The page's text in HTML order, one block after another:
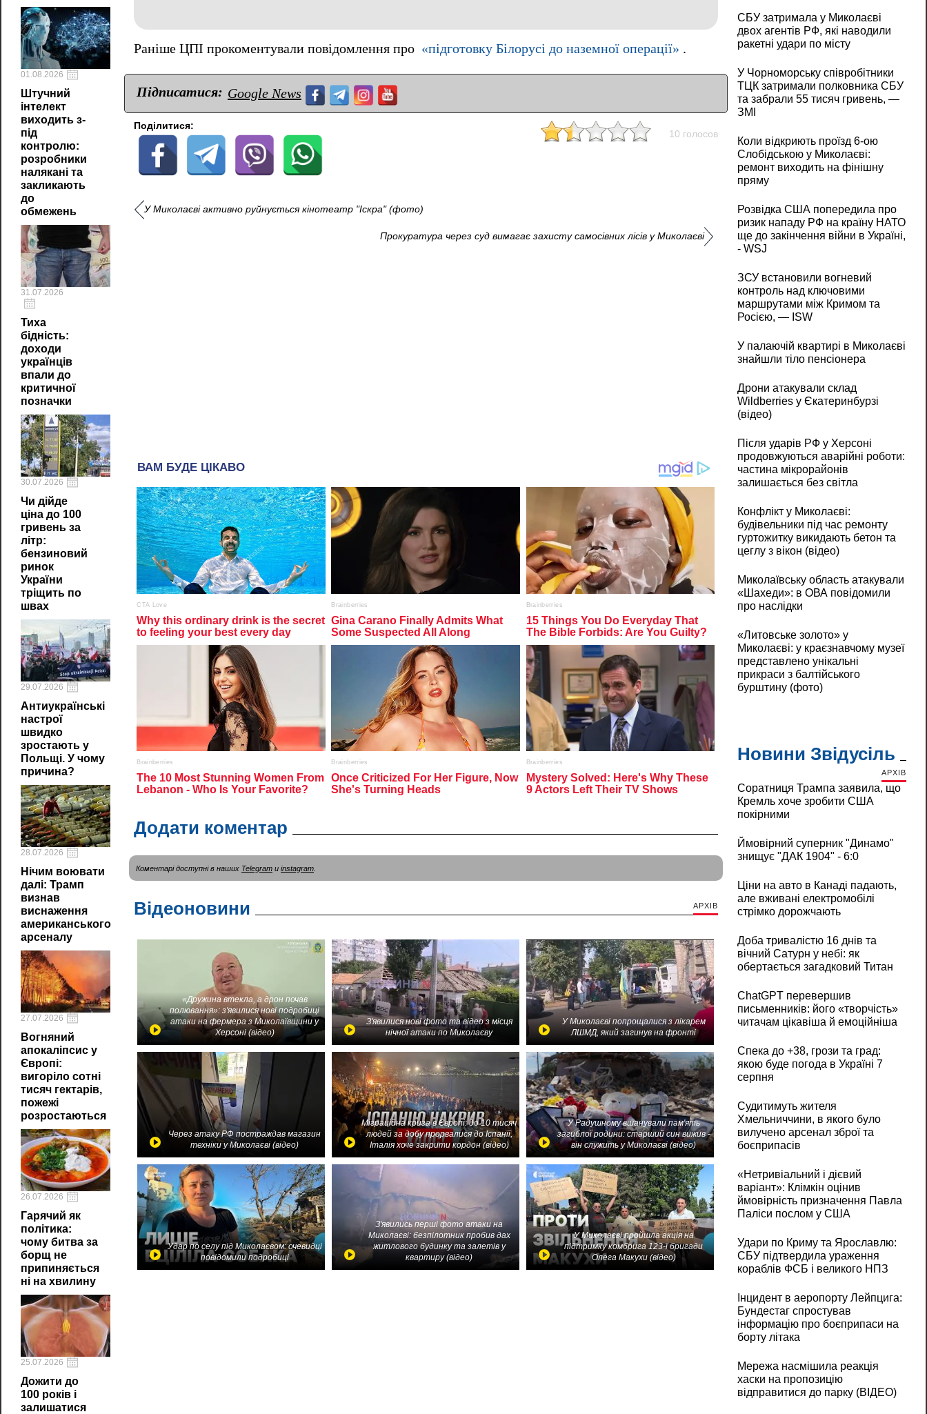
01.08.2026
Штучний
інтелект
виходить з-
під
контролю:
розробники
налякані та
закликають
до
обмежень
31.07.2026
Тиха
бідність:
доходи
українців
впали до
критичної
позначки
30.07.2026
Чи дійде
ціна до 100
гривень за
літр:
бензиновий
ринок
України
тріщить по
швах
29.07.2026
Антиукраїнські
настрої
швидко
зростають у
Польщі. У чому
причина?
28.07.2026
Нічим воювати
далі: Трамп
визнав
виснаження
американського
арсеналу
27.07.2026
Вогняний
апокаліпсис у
Європі:
вигоріло сотні
тисяч гектарів,
пожежі
розростаються
26.07.2026
Гарячий як
політика:
чому битва за
борщ не
припиняється
ні на хвилину
25.07.2026
Дожити до
100 років і
залишатися
Раніше ЦПІ прокоментували повідомлення про «підготовку Білорусі до наземної операції» .
Підписатися: Google News
Поділитися:
10 голосов
У Миколаєві активно руйнується кінотеатр "Іскра" (фото)
Прокуратура через суд вимагає захисту самосівних лісів у Миколаєві
Додати коментар
Коментарі доступні в наших Telegram и instagram
Відеоновини АРХІВ
«Дружина втекла, а дрон почав
полювання»: з'явилися нові подробиці
атаки на фермера з Миколаївщини у
Херсоні (відео)
З'явилися нові фото та відео з місця
нічної атаки по Миколаєву
У Миколаєві попрощалися з лікарем
ЛШМД, який загинув на фронті
Через атаку РФ постраждав магазин
техніки у Миколаєві (відео)
Міграційна криза в Європі: до 10 тисяч
людей за добу прорвалися до Іспанії,
Італія хоче закрити кордон (відео)
У Радушному вшанували пам'ять
загиблої родини: старший син вижив -
він служить у Миколаєві (відео)
Удар по селу під Миколаєвом: очевидці
повідомили подробиці
З'явились перші фото атаки на
Миколаєві: безпілотник пробив дах
житлового будинку та залетів у
квартиру (відео)
У Миколаєві пройшла акція на
підтримку комбрига 123-ї бригади
Олега Макухи (відео)
СБУ затримала у Миколаєві
двох агентів РФ, які наводили
ракетні удари по місту
У Чорноморську співробітники
ТЦК затримали полковника СБУ
та забрали 55 тисяч гривень, —
ЗМІ
Коли відкриють проїзд 6-ою
Слобідською у Миколаєві:
ремонт виходить на фінішну
пряму
Розвідка США попередила про
ризик нападу РФ на країну НАТО
ще до закінчення війни в Україні,
- WSJ
ЗСУ встановили вогневий
контроль над ключовими
маршрутами між Кримом та
Росією, — ISW
У палаючій квартирі в Миколаєві
знайшли тіло пенсіонера
Дрони атакували склад
Wildberries у Єкатеринбурзі
(відео)
Після ударів РФ у Херсоні
продовжуються аварійні роботи:
частина мікрорайонів
залишається без світла
Конфлікт у Миколаєві:
будівельники під час ремонту
гуртожитку викидають бетон та
цеглу з вікон (відео)
Миколаївську область атакували
«Шахеди»: в ОВА повідомили
про наслідки
«Литовське золото» у
Миколаєві: у краєзнавчому музеї
представлено унікальні
прикраси з балтійського
бурштину (фото)
Новини Звідусіль
АРХІВ
Соратниця Трампа заявила, що
Кремль хоче зробити США
покірними
Ймовірний суперник "Динамо"
знищує "ДАК 1904" - 6:0
Ціни на авто в Канаді падають,
але вживані електромобілі
стрімко дорожчають
Доба тривалістю 16 днів та
вічний Сатурн у небі: як
обертається загадковий Титан
ChatGPT перевершив
письменників: його «творчість»
читачам цікавіша й емоційніша
Спека до +38, грози та град:
якою буде погода в Україні 7
серпня
Судитимуть жителя
Хмельниччини, в якого було
вилучено арсенал зброї та
боєприпасів
«Нетривіальний і дієвий
варіант»: Клімкін оцінив
ймовірність призначення Павла
Паліси послом у США
Удари по Криму та Ярославлю:
СБУ підтвердила ураження
кораблів ФСБ і великого НПЗ
Інцидент в аеропорту Лейпцига:
Бундестаг спростував
інформацію про боєприпаси на
борту літака
Мережа насмішила реакція
хаски на пропозицію
відправитися до парку (ВІДЕО)